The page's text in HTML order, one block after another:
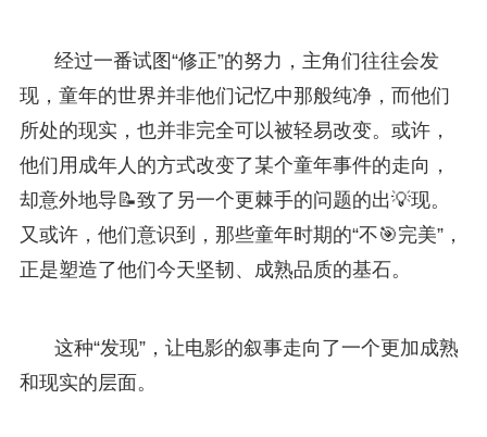
经过一番试图“修正”的努力，主角们往往会发
现，童年的世界并非他们记忆中那般纯净，而他们
所处的现实，也并非完全可以被轻易改变。或许，
他们用成年人的方式改变了某个童年事件的走向，
却意外地导📝致了另一个更棘手的问题的出💡现。
又或许，他们意识到，那些童年时期的“不🎯完美”，
正是塑造了他们今天坚韧、成熟品质的基石。
这种“发现”，让电影的叙事走向了一个更加成熟
和现实的层面。